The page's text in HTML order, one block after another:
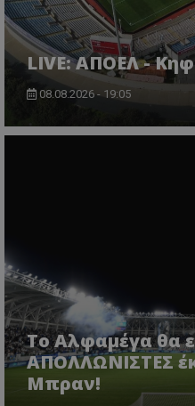
LIVE: ΑΠΟΕΛ -
08.08.2026 - 19:05
Το Αλφαμέγα θα
ΑΠΟΛΛΩΝΙΣΤΕΣ
Μπραν!